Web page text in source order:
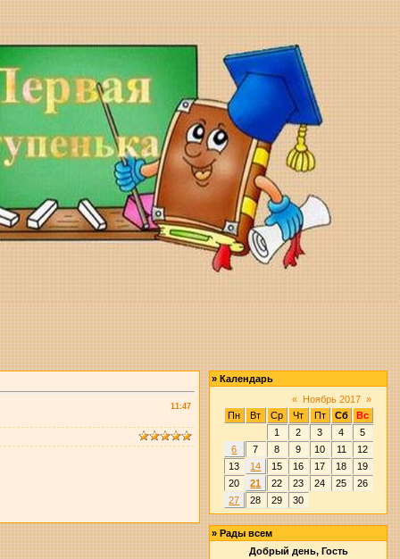
11:47
»Календарь
« Ноябрь 2017 »
Пн
Вт Ср Чт Пт Сб
Вс
1
2 3 4
5
6
7 8 9 10 11
12
13
14 15 16 17 18
19
20
21 22 23 24 25
26
27
28 29 30
»Рады всем
Добрый день, Гость